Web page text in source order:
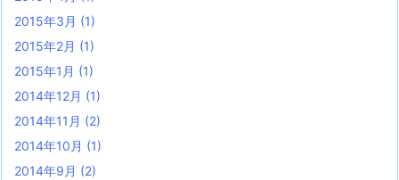
2015年3月 (1)
2015年2月 (1)
2015年1月 (1)
2014年12月 (1)
2014年11月 (2)
2014年10月 (1)
2014年9月 (2)